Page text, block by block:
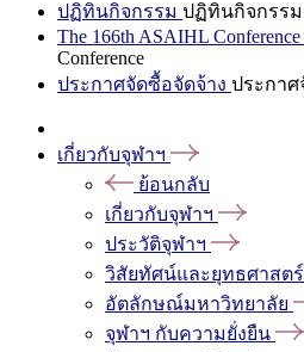
ปฏิทินกิจกรรม ปฏิทินกิจกรรม
The 166th ASAIHL Conference
Conference
ประกาศจัดซื้อจัดจ้าง ประกาศ
เกี่ยวกับจุฬาฯ
ย้อนกลับ
เกี่ยวกับจุฬาฯ
ประวัติจุฬาฯ
วิสัยทัศน์และยุทธศาสตร์
อัตลักษณ์มหาวิทยาลัย
จุฬาฯ กับความยั่งยืน